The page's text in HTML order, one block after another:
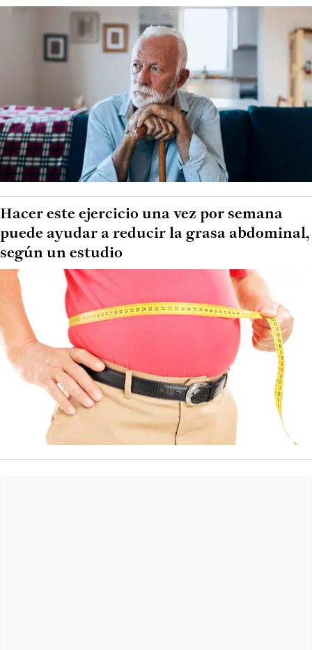
Hacer este ejercicio una vez por semana
puede ayudar a reducir la grasa abdominal,
según un estudio